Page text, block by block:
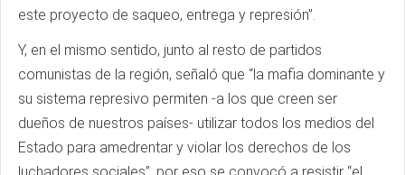
este proyecto de saqueo, entrega y represión”.
Y, en el mismo sentido, junto al resto de partidos
comunistas de la región, señaló que “la mafia dominante y
su sistema represivo permiten -a los que creen ser
dueños de nuestros países- utilizar todos los medios del
Estado para amedrentar y violar los derechos de los